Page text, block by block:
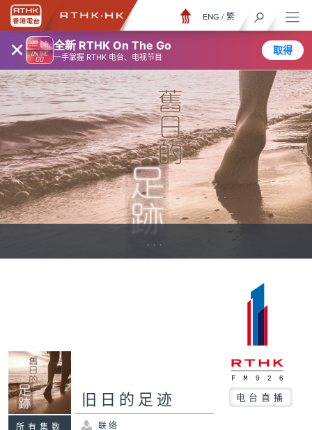
× 全新 RTHK On The Go
一手掌握 RTHK 电台、电视节目
取得
ENG / 繁
...
所有集数
旧日的足迹 电台直播
联络